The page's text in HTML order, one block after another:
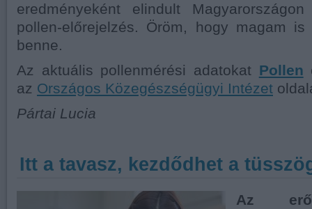
eredményeként elindult
pollen-előrejelzés. Öröm, hogy magam
benne.
Az aktuális pollenmérési adatokat Pollen
az Országos Közegészségügyi Intézet
Pártai Lucia
Itt a tavasz, kezdődhet a
Az